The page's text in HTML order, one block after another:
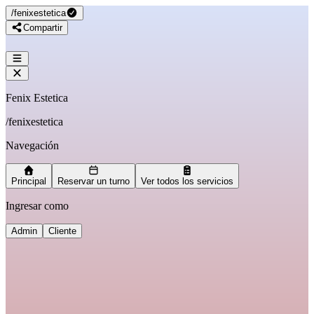
/fenixestetica
Compartir
Fenix Estetica
/fenixestetica
Navegación
Principal Reservar un turno Ver todos los servicios
Ingresar como
Admin Cliente